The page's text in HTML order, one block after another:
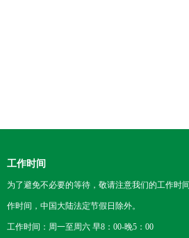
工作时间
为了避免不必要的等待，敬请注意我们的工作时
作时间，中国大陆法定节假日除外。
工作时间：周一至周六 早8：00-晚5：00